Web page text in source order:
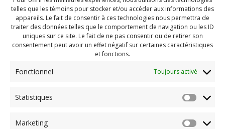
telles que les témoins pour stocker et/ou accéder aux informations des
appareils. Le fait de consentir à ces technologies nous permettra de
traiter des données telles que le comportement de navigation ou les ID
uniques sur ce site. Le fait de ne pas consentir ou de retirer son
consentement peut avoir un effet négatif sur certaines caractéristiques
et fonctions.
Fonctionnel Toujours activé
Statistiques
Marketing
Navigation
Previous
PDG aout 2023 (75)